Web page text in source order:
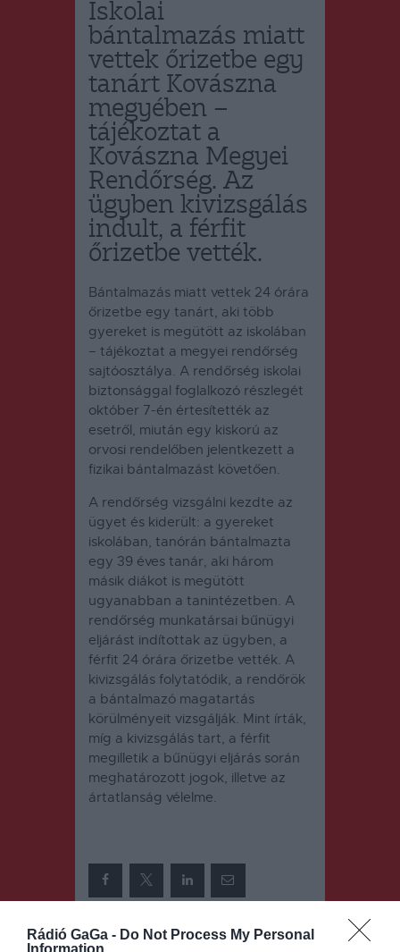
Rádió GaGa - Do Not Process My Personal
Information
Iskolai
bántalmazás miatt
vettek őrizetbe egy
tanárt Kovászna
megyében –
tájékoztat a
Kovászna Megyei
Rendőrség. Az
ügyben kivizsgálás
indult, a férfit
őrizetbe vették.
Bántalmazás miatt vettek 24 órára
őrizetbe egy tanárt, aki több
gyereket is megütött az iskolában
– tájékoztat a megyei rendőrség
sajtóosztálya. A rendőrség iskolai
biztonsággal foglalkozó részlegét
október 7-én értesítették az
esetről, miután egy kiskorú az
orvosi rendelőben jelentkezett a
fizikai bántalmazást követően.
A rendőrség vizsgálni kezdte az
ügyet és kiderült: a gyereket
iskolában, tanórán bántalmazta
egy 39 éves tanár, aki három
másik diákot is megütött
ugyanabban a tanintézetben. A
rendőrség munkatársai bűnügyi
eljárást indítottak az ügyben, a
férfit 24 órára őrizetbe vették. A
kivizsgálás folytatódik, a rendőrök
a bántalmazó magatartás
körülményeit vizsgálják. Mint írták,
míg a kivizsgálás tart, a férfit
megilletik a bűnügyi eljárás során
meghatározott jogok, illetve az
ártatlanság vélelme.